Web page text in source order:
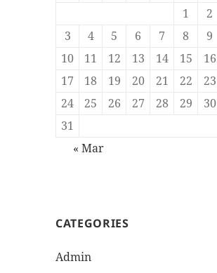
1
2
3
4 5 6 7 8
9
10
11 12 13 14 15
16
17
18 19 20 21 22
23
24
25 26 27 28 29
30
31
« Mar
CATEGORIES
Admin